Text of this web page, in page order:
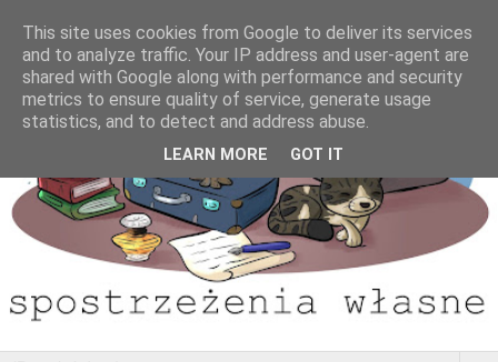
This site uses cookies from Google to deliver its services
and to analyze traffic. Your IP address and user-agent are
shared with Google along with performance and security
metrics to ensure quality of service, generate usage
statistics, and to detect and address abuse.
LEARN MORE GOT IT